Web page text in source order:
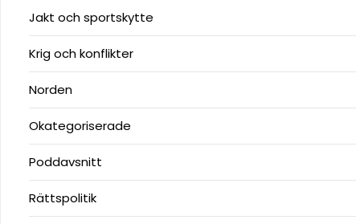
Jakt och sportskytte
Krig och konflikter
Norden
Okategoriserade
Poddavsnitt
Rättspolitik